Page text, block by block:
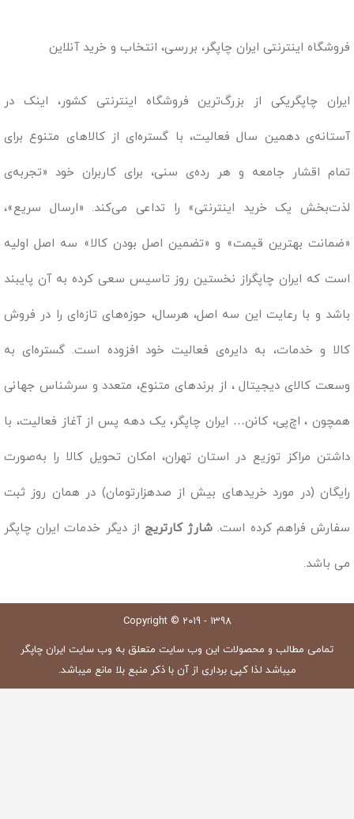
فروشگاه اینترنتی ایران چاپگر، بررسی، انتخاب و خرید آنلاین
ایران چاپگریکی از بزرگ‌ترین فروشگاه اینترنتی کشور، اینک در
آستانه‌ی دهمین سال فعالیت، با گستره‌ای از کالاهای متنوع برای
تمام اقشار جامعه و هر رده‌ی سنی، برای کاربران خود «تجربه‌ی
لذت‌بخش یک خرید اینترنتی» را تداعی می‌کند. «ارسال سریع»،
«ضمانت بهترین قیمت» و «تضمین اصل بودن کالا» سه اصل اولیه
است که ایران چاپگراز نخستین روز تاسیس سعی کرده به آن پایبند
باشد و با رعایت این سه اصل، هرسال، حوزه‌های تازه‌ای را در فروش
کالا و خدمات، به دایره‌ی فعالیت خود افزوده است. گستره‌ای به
وسعت کالای دیجیتال ، از برندهای متنوع، متعدد و سرشناس جهانی
همچون ، اچ‌پی، کانن… ایران چاپگر، یک دهه پس از آغاز فعالیت، با
داشتن مراکز توزیع در استان تهران، امکان تحویل کالا را به‌صورت
رایگان (در مورد خریدهای بیش از صدهزارتومان) در همان روز ثبت
سفارش فراهم کرده است. شارژ کارتریج از دیگر خدمات ایران چاپگر
می باشد.
Copyright © 2019 - 1398
تمامی مطالب و محصولات این وب سایت متعلق به وب سایت ایران چاپگر
میباشد لذا کپی برداری از آن با ذکر منبع بلا مانع میباشد.